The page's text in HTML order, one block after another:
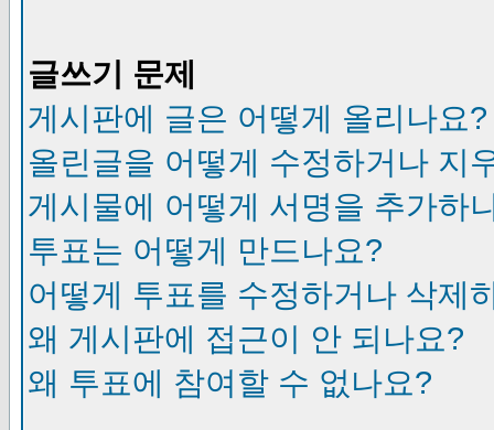
글쓰기 문제
게시판에 글은 어떻게 올리나요?
올린글을 어떻게 수정하거나 지
게시물에 어떻게 서명을 추가하
투표는 어떻게 만드나요?
어떻게 투표를 수정하거나 삭제
왜 게시판에 접근이 안 되나요?
왜 투표에 참여할 수 없나요?